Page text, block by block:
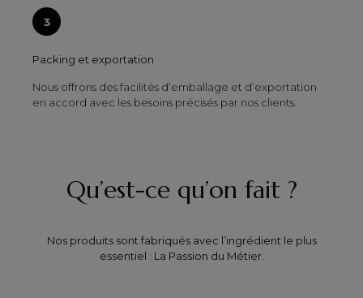
Packing et exportation
Nous offrons des facilités d’emballage et d’exportation
en accord avec les besoins précisés par nos clients.
Qu’est-ce qu’on fait ?
Nos produits sont fabriqués avec l’ingrédient le plus
essentiel : La Passion du Métier.